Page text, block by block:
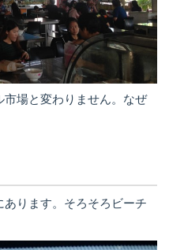
場と変わりません。なぜ
ります。そろそろビーチ